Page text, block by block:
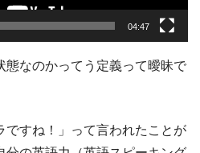
04:47
態なのかってう定義って曖昧で
ですね！」って言われたことが